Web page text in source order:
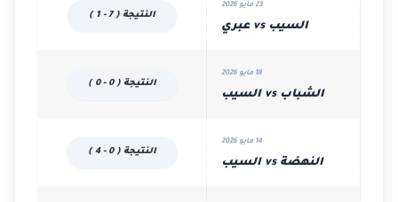
23 مايو 2026
السيب vs عبري
النتيجة ( 7 - 1 )
18 مايو 2026
الشباب vs السيب
النتيجة ( 0 - 0 )
14 مايو 2026
النهضة vs السيب
النتيجة ( 0 - 4 )